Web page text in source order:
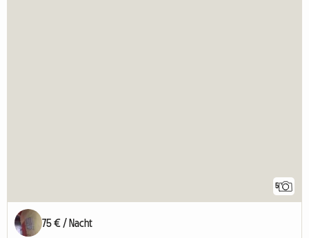
5
75 € / Nacht